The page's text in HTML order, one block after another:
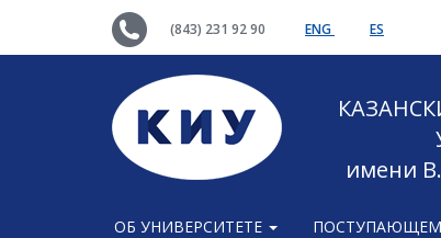
(843) 231 92 90 ENG ES
имени
ОБ УНИВЕРСИТЕТЕ